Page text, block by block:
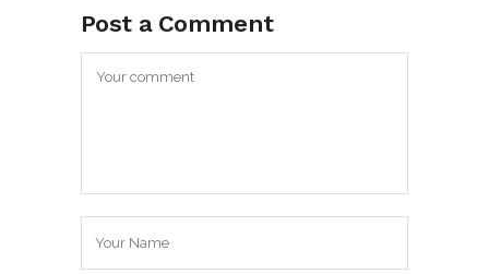
Post a Comment